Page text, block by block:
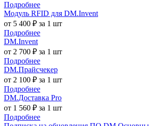
Подробнее
Модуль RFID для DM.Invent
от 5 400 ₽ за 1 шт
Подробнее
DM.Invent
от 2 700 ₽ за 1 шт
Подробнее
DM.Прайсчекер
от 2 100 ₽ за 1 шт
Подробнее
DM.Доставка Pro
от 1 560 ₽ за 1 шт
Подробнее